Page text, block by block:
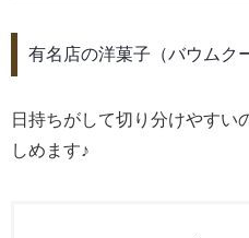
有名店の洋菓子（バウムク
日持ちがして切り分けやすい
しめます♪